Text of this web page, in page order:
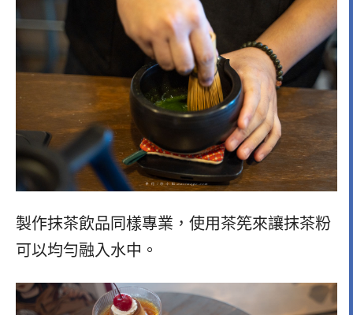
製作抹茶飲品同樣專業，使用茶筅來讓抹茶粉
可以均勻融入水中。